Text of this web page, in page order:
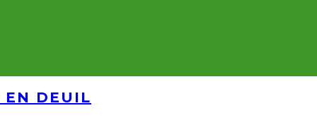
EN DEUIL